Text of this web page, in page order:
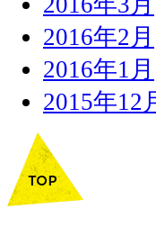
2016年2月
2016年1月
2015年12